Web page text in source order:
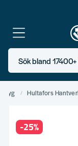
Sök bland 17400+
Hultafors
-25%